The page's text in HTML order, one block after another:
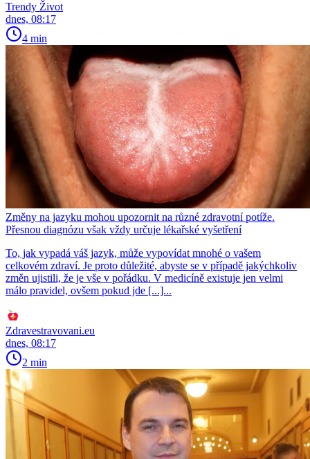
Trendy Život
dnes, 08:17
4 min
Změny na jazyku mohou upozornit na různé zdravotní potíže.
Přesnou diagnózu však vždy určuje lékařské vyšetření
To, jak vypadá váš jazyk, může vypovídat mnohé o vašem
celkovém zdraví. Je proto důležité, abyste se v případě jakýchkoliv
změn ujistili, že je vše v pořádku. V medicíně existuje jen velmi
málo pravidel, ovšem pokud jde [...]...
Zdravestravovani.eu
dnes, 08:17
2 min